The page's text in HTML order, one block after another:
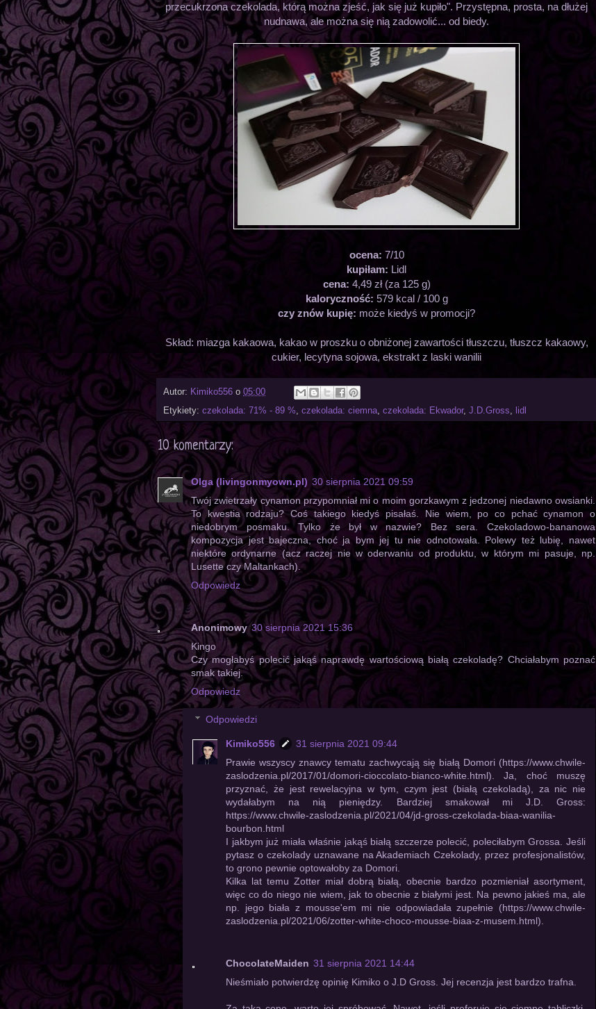
przecukrzona czekolada, którą można zjeść, jak się już kupiło". Przystępna, prosta, na dłużej
nudnawa, ale można się nią zadowolić... od biedy.
ocena: 7/10
kupiłam: Lidl
cena: 4,49 zł (za 125 g)
kaloryczność: 579 kcal / 100 g
czy znów kupię: może kiedyś w promocji?
Skład: miazga kakaowa, kakao w proszku o obniżonej zawartości tłuszczu, tłuszcz kakaowy,
cukier, lecytyna sojowa, ekstrakt z laski wanilii
Autor: Kimiko556 o 05:00
Etykiety: czekolada: 71% - 89 %, czekolada: ciemna, czekolada: Ekwador, J.D.Gross, lidl
10 komentarzy:
Olga (livingonmyown.pl) 30 sierpnia 2021 09:59
Twój zwietrzały cynamon przypomniał mi o moim gorzkawym z jedzonej niedawno owsianki.
To kwestia rodzaju? Coś takiego kiedyś pisałaś. Nie wiem, po co pchać cynamon o
niedobrym posmaku. Tylko że był w nazwie? Bez sera. Czekoladowo-bananowa
kompozycja jest bajeczna, choć ja bym jej tu nie odnotowała. Polewy też lubię, nawet
niektóre ordynarne (acz raczej nie w oderwaniu od produktu, w którym mi pasuje, np.
Lusette czy Maltankach).
Odpowiedz
Anonimowy 30 sierpnia 2021 15:36
Kingo
Czy mogłabyś polecić jakąś naprawdę wartościową białą czekoladę? Chciałabym poznać
smak takiej.
Odpowiedz
Odpowiedzi
Kimiko556
31 sierpnia 2021 09:44
Prawie wszyscy znawcy tematu zachwycają się białą Domori (https://www.chwile-
zaslodzenia.pl/2017/01/domori-cioccolato-bianco-white.html). Ja, choć muszę
przyznać, że jest rewelacyjna w tym, czym jest (białą czekoladą), za nic nie
wydałabym na nią pieniędzy. Bardziej smakował mi J.D. Gross:
https://www.chwile-zaslodzenia.pl/2021/04/jd-gross-czekolada-biaa-wanilia-
bourbon.html
I jakbym już miała właśnie jakąś białą szczerze polecić, poleciłabym Grossa. Jeśli
pytasz o czekolady uznawane na Akademiach Czekolady, przez profesjonalistów,
to grono pewnie optowałoby za Domori.
Kilka lat temu Zotter miał dobrą białą, obecnie bardzo pozmieniał asortyment,
więc co do niego nie wiem, jak to obecnie z białymi jest. Na pewno jakieś ma, ale
np. jego biała z mousse'em mi nie odpowiadała zupełnie (https://www.chwile-
zaslodzenia.pl/2021/06/zotter-white-choco-mousse-biaa-z-musem.html).
ChocolateMaiden 31 sierpnia 2021 14:44
Nieśmiało potwierdzę opinię Kimiko o J.D Gross. Jej recenzja jest bardzo trafna.